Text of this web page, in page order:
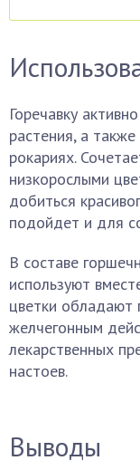
Горечавку
растения, а
рокариях.
низкорослыми
добиться
подойдет и для
В составе
используют
цветки обладают
желчегонным
лекарственных
настоев.
Выводы